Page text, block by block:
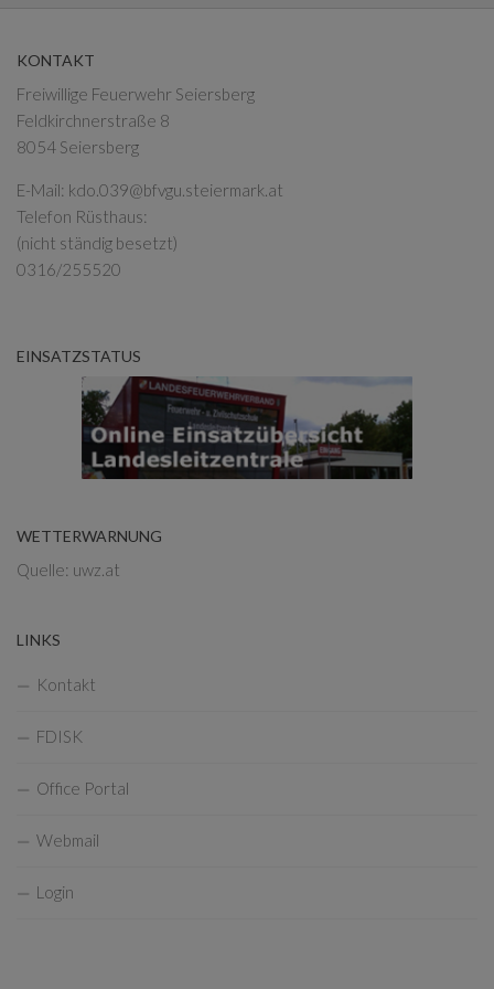
KONTAKT
Freiwillige Feuerwehr Seiersberg
Feldkirchnerstraße 8
8054 Seiersberg
E-Mail: kdo.039@bfvgu.steiermark.at
Telefon Rüsthaus:
(nicht ständig besetzt)
0316/255520
EINSATZSTATUS
WETTERWARNUNG
Quelle: uwz.at
LINKS
Kontakt
FDISK
Office Portal
Webmail
Login